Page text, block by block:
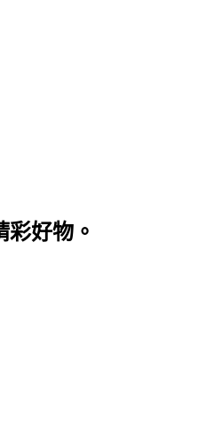
好物。